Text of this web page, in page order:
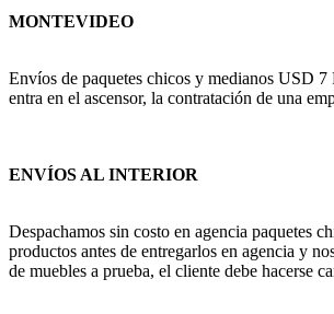
MONTEVIDEO
Envíos de paquetes chicos y medianos USD
entra en el ascensor, la contratación de una
ENVÍOS AL INTERIOR
Despachamos sin costo en agencia paquetes
productos antes de entregarlos en agencia y
de muebles a prueba, el cliente debe hacerse